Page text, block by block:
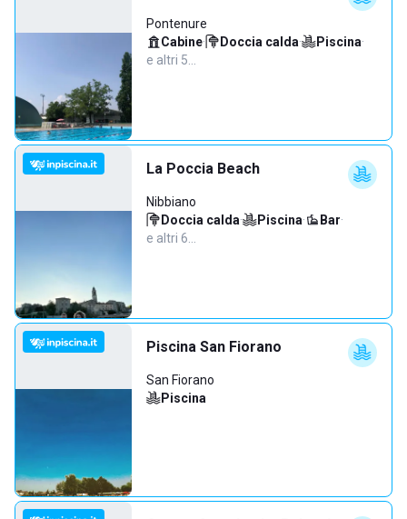
Pontenure
Cabine· Doccia calda· Piscina·
e altri 5…
La Poccia Beach
Nibbiano
Doccia calda· Piscina· Bar·
e altri 6…
Piscina San Fiorano
San Fiorano
Piscina